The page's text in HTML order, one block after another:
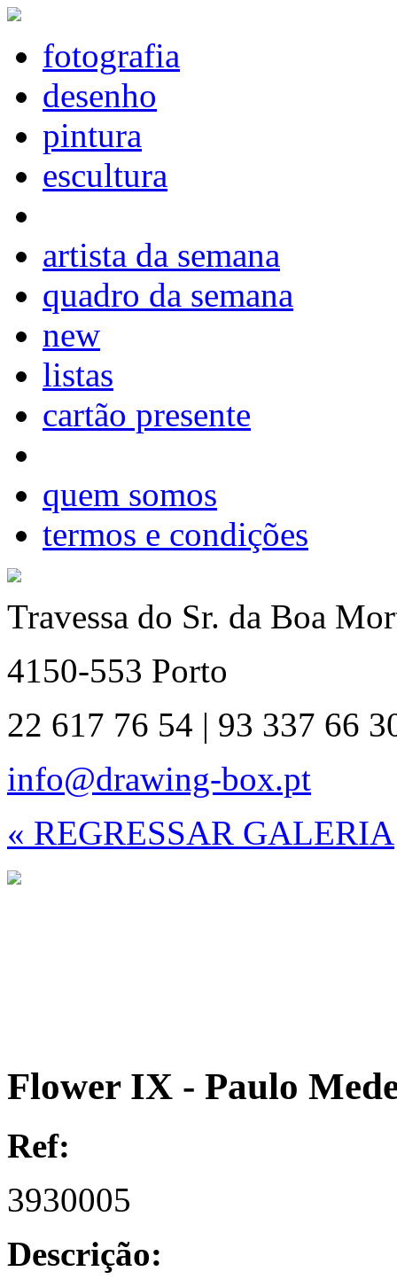
fotografia
desenho
pintura
escultura
artista da semana
quadro da semana
new
listas
cartão presente
quem somos
termos e condições
Travessa do Sr. da Boa
4150-553 Porto
22 617 76 54 | 93 337 66
info@drawing-box.pt
« REGRESSAR GALERIA
Flower IX - Paulo
Ref:
3930005
Descrição: